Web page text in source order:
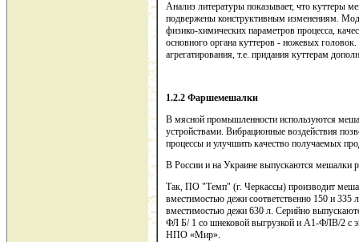
Анализ литературы показывает, что куттеры
подвержены конструктивным изменениям.
физико-химических параметров процесса,
основного органа куттеров - ножевых
агрегатирования, т.е. придания куттерам
1.2.2 Фаршемешалки
В мясной промышленности используются
устройствами. Вибрационные воздействия
процессы и улучшить качество получаемых
В России и на Украине выпускаются мешалки
Так, ПО "Темп" (г. Черкассы) производит
вместимостью дежи соответственно 150 и
вместимостью дежи 630 л. Серийно
ФЛ Б/ 1 со шнековой выгрузкой и А1-ФЛВ/2 с
НПО «Мир».